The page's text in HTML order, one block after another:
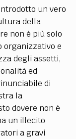
un vero
della
non è più solo
organizzativo e
degli assetti,
ed
di
la
dovere non è
un illecito
a gravi